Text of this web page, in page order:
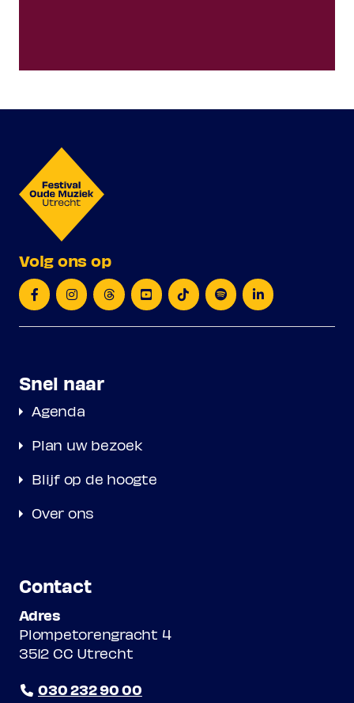
Volg ons op
Snel naar
Agenda
Plan uw bezoek
Blijf op de hoogte
Over ons
Contact
Adres
Plompetorengracht 4
3512 CC Utrecht
030 232 90 00